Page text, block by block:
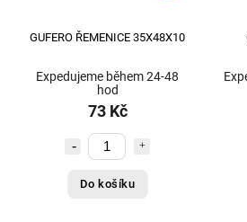
GUFERO ŘEMENICE 35X48X10
Expedujeme během 24-48
hod
73 Kč
Do košíku